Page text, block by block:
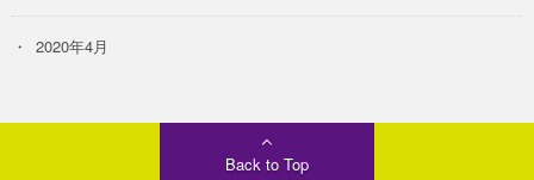
2020年4月
Back to Top